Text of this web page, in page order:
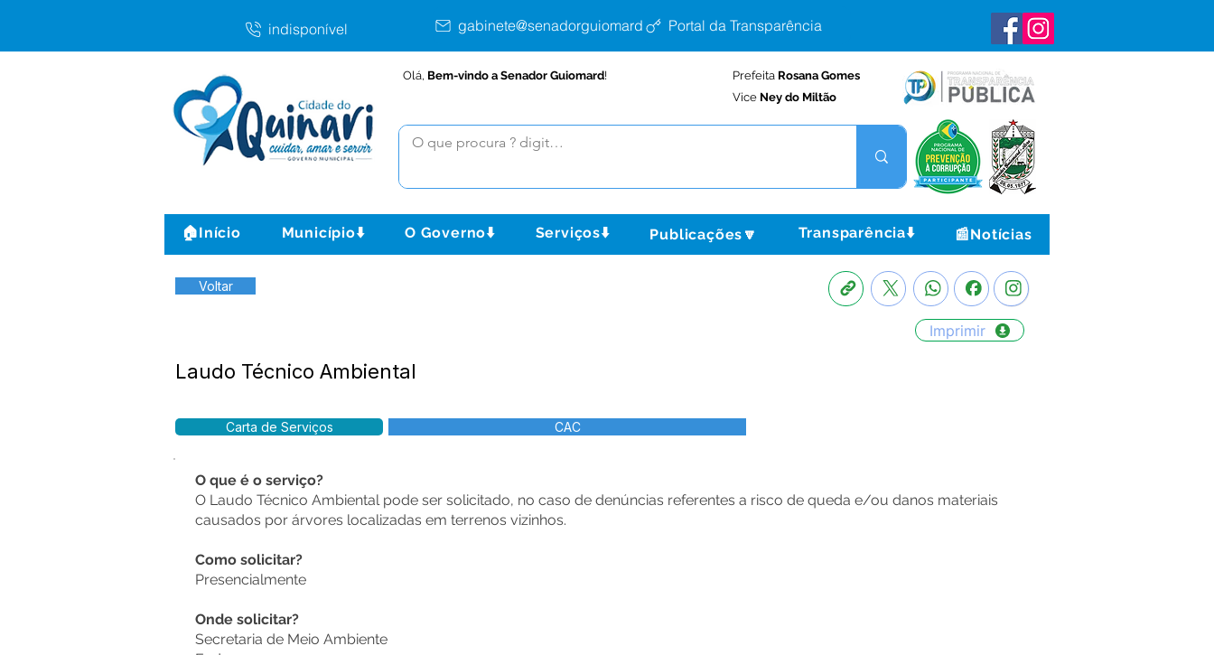
indisponível gabinete@senadorguiomard.ac.gov.brPortal da Transparência
Olá, Bem-vindo a Senador Guiomard! Prefeita Rosana Gomes
Vice Ney do Miltão
🏠Início Município⬇️ O Governo⬇️ Serviços⬇️ Publicações🔽 Transparência⬇️ 📰Notícias
Voltar
Imprimir
Laudo Técnico Ambiental
Carta de Serviços CAC
O que é o serviço?
O Laudo Técnico Ambiental pode ser solicitado, no caso de denúncias referentes a risco de queda e/ou danos materiais
causados por árvores localizadas em terrenos vizinhos.
Como solicitar?
Presencialmente
Onde solicitar?
Secretaria de Meio Ambiente